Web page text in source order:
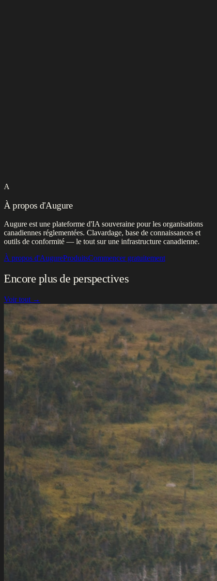
A
À propos d'Augure
Augure est une plateforme d'IA souveraine pour les organisations
canadiennes réglementées. Clavardage, base de connaissances et
outils de conformité — le tout sur une infrastructure canadienne.
À propos d'AugureProduitsCommencer gratuitement
Encore plus de perspectives
Voir tout →